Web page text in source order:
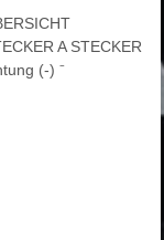
A STECKER
(-) ⁻